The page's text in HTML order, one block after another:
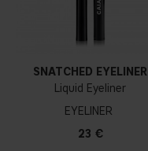
SNATCHED EYELINER
Liquid Eyeliner
EYELINER
23 €